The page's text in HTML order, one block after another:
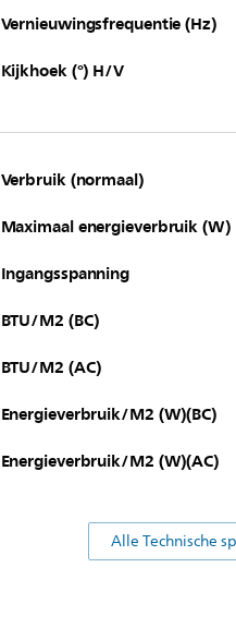
Vernieuwingsfrequentie (Hz)
Kijkhoek (°) H/V
Verbruik (normaal)
Maximaal energieverbruik (W)
Ingangsspanning
BTU/M2 (BC)
BTU/M2 (AC)
Energieverbruik/M2 (W)(BC)
Energieverbruik/M2 (W)(AC)
Alle Technische